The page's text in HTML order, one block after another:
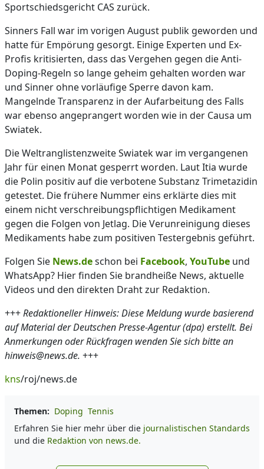
Sportschiedsgericht CAS zurück.
Sinners Fall war im vorigen August publik geworden und
hatte für Empörung gesorgt. Einige Experten und Ex-
Profis kritisierten, dass das Vergehen gegen die Anti-
Doping-Regeln so lange geheim gehalten worden war
und Sinner ohne vorläufige Sperre davon kam.
Mangelnde Transparenz in der Aufarbeitung des Falls
war ebenso angeprangert worden wie in der Causa um
Swiatek.
Die Weltranglistenzweite Swiatek war im vergangenen
Jahr für einen Monat gesperrt worden. Laut Itia wurde
die Polin positiv auf die verbotene Substanz Trimetazidin
getestet. Die frühere Nummer eins erklärte dies mit
einem nicht verschreibungspflichtigen Medikament
gegen die Folgen von Jetlag. Die Verunreinigung dieses
Medikaments habe zum positiven Testergebnis geführt.
Folgen Sie News.deschon bei Facebook, YouTube und
WhatsApp? Hier finden Sie brandheiße News, aktuelle
Videos und den direkten Draht zur Redaktion.
+++Redaktioneller Hinweis: Diese Meldung wurde basierend
auf Material der Deutschen Presse-Agentur (dpa) erstellt. Bei
Anmerkungen oder Rückfragen wenden Sie sich bitte an
hinweis@news.de. +++
kns/roj/news.de
Themen: Doping Tennis
Erfahren Sie hier mehr über die journalistischen Standards
und die Redaktion von news.de.